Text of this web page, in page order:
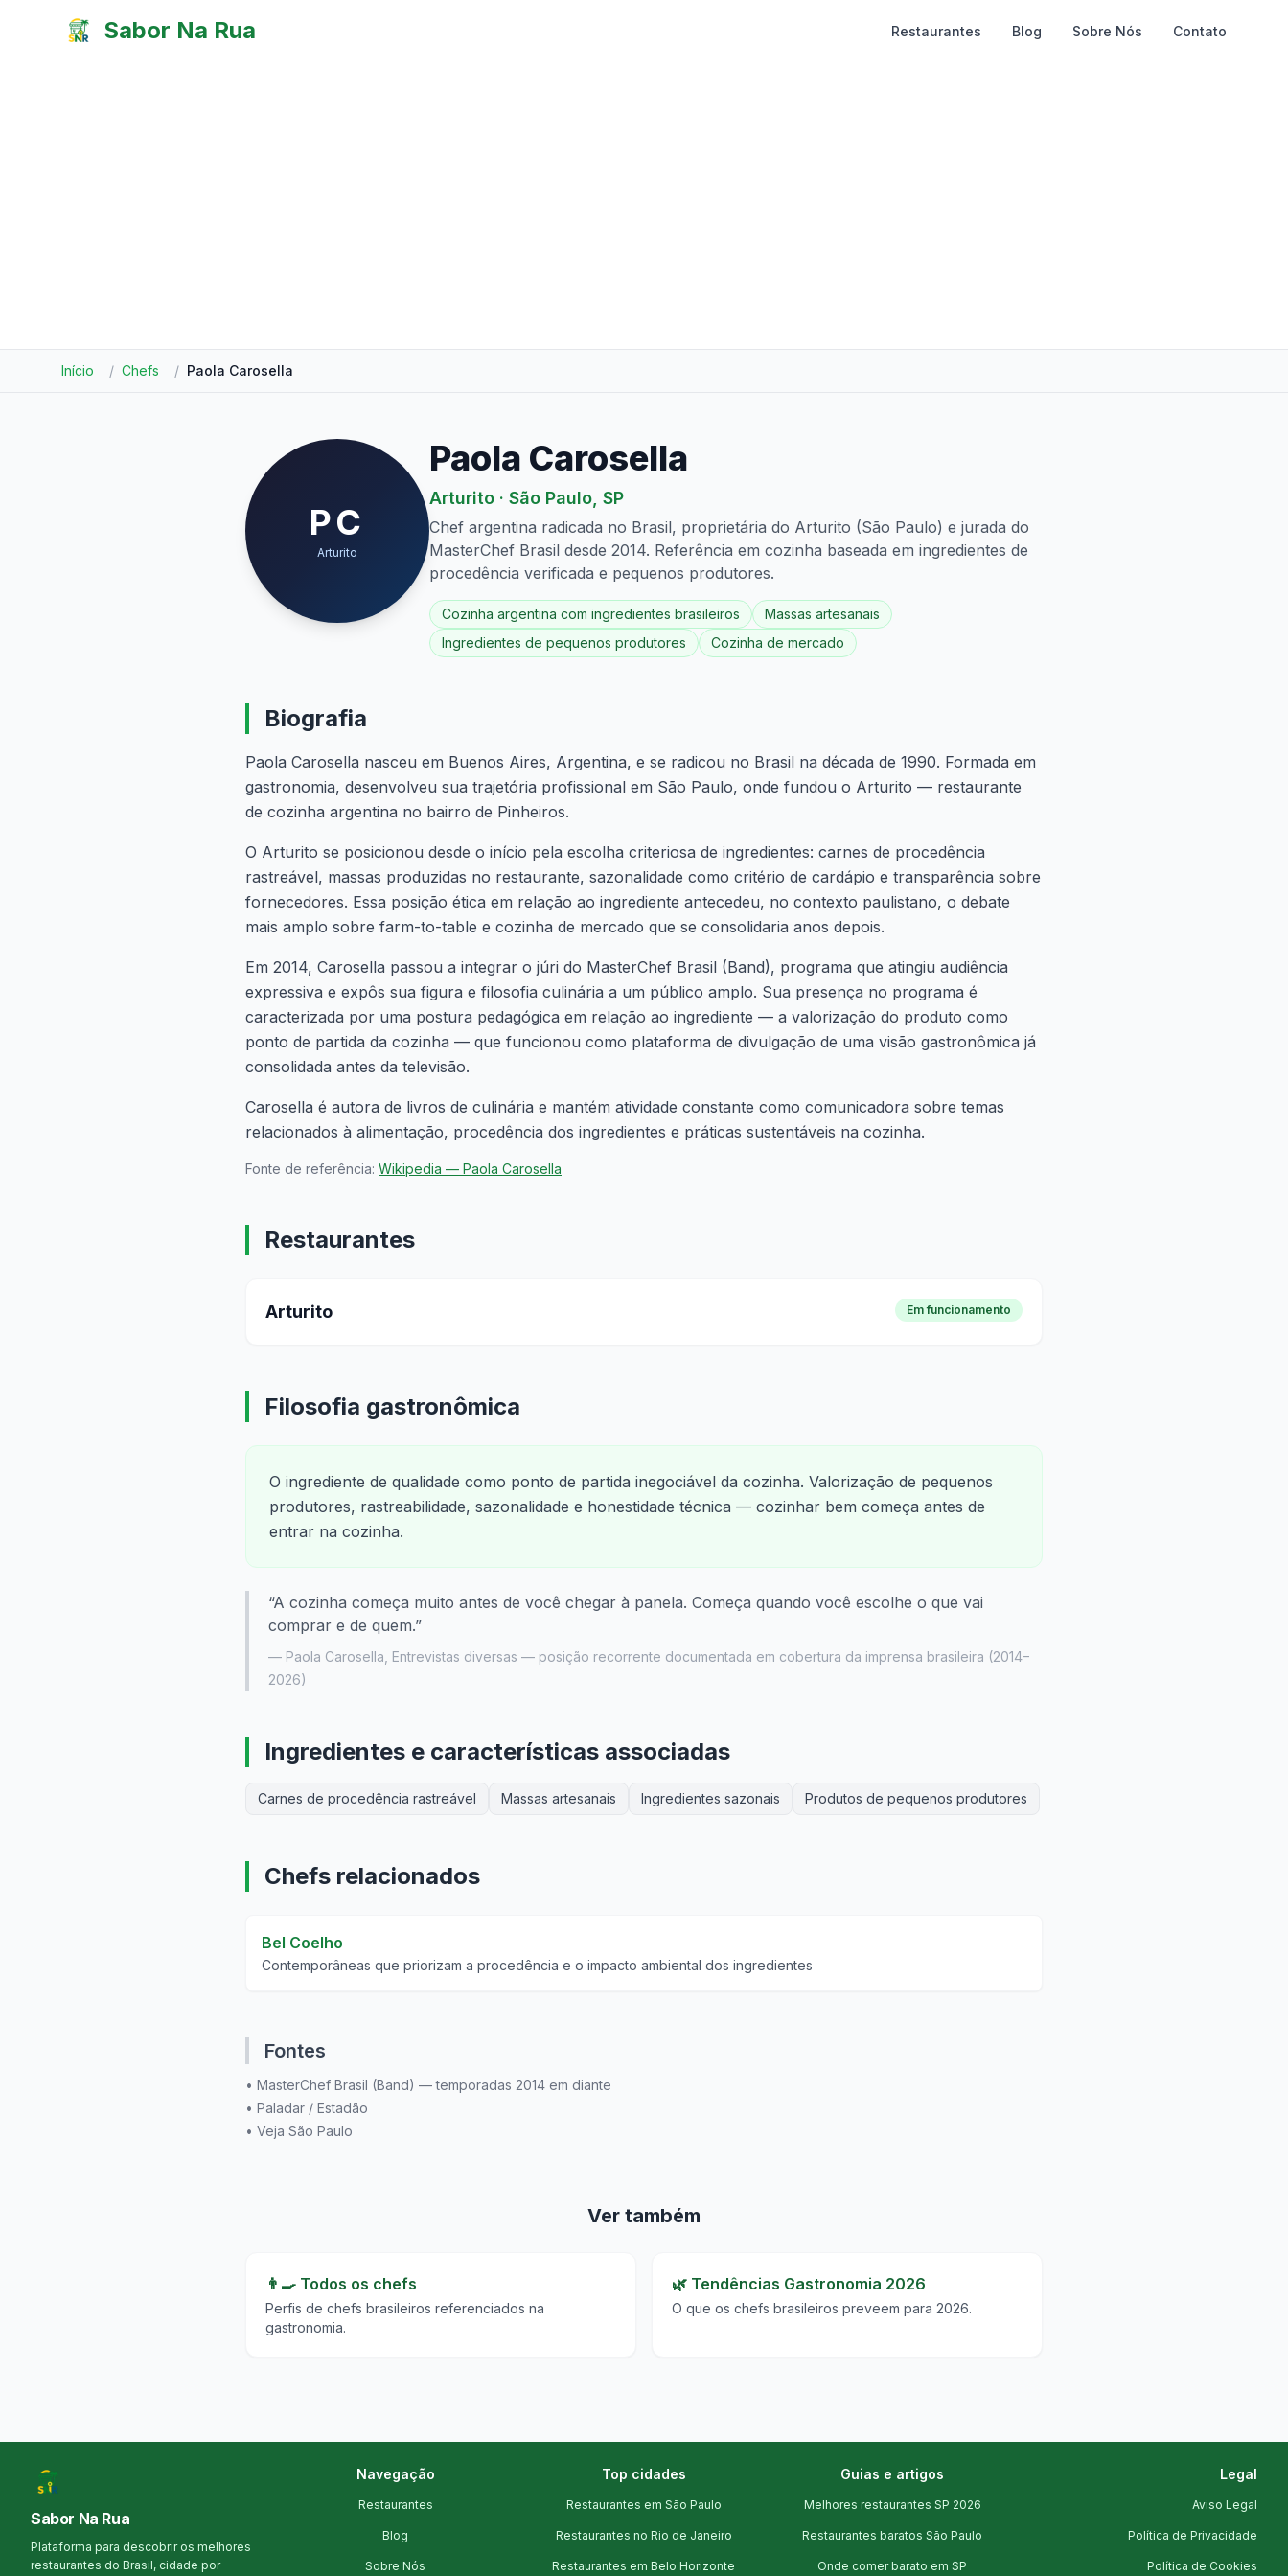
Sabor Na Rua Restaurantes Blog Sobre Nós Contato
Início / Chefs / Paola Carosella
PC
Arturito
Paola Carosella
Arturito · São Paulo SP
Chef argentina radicada no Brasil, proprietária do Arturito (São Paulo) e jurada do
MasterChef Brasil desde 2014. Referência em cozinha baseada em ingredientes de
procedência verificada e pequenos produtores.
Cozinha argentina com ingredientes brasileiros
Massas artesanais
Ingredientes de pequenos produtores
Cozinha de mercado
Biografia
Paola Carosella nasceu em Buenos Aires, Argentina, e se radicou no Brasil na década de 1990. Formada em
gastronomia, desenvolveu sua trajetória profissional em São Paulo, onde fundou o Arturito — restaurante
de cozinha argentina no bairro de Pinheiros.
O Arturito se posicionou desde o início pela escolha criteriosa de ingredientes: carnes de procedência
rastreável, massas produzidas no restaurante, sazonalidade como critério de cardápio e transparência sobre
fornecedores. Essa posição ética em relação ao ingrediente antecedeu, no contexto paulistano, o debate
mais amplo sobre farm-to-table e cozinha de mercado que se consolidaria anos depois.
Em 2014, Carosella passou a integrar o júri do MasterChef Brasil (Band), programa que atingiu audiência
expressiva e expôs sua figura e filosofia culinária a um público amplo. Sua presença no programa é
caracterizada por uma postura pedagógica em relação ao ingrediente — a valorização do produto como
ponto de partida da cozinha — que funcionou como plataforma de divulgação de uma visão gastronômica já
consolidada antes da televisão.
Carosella é autora de livros de culinária e mantém atividade constante como comunicadora sobre temas
relacionados à alimentação, procedência dos ingredientes e práticas sustentáveis na cozinha.
Fonte de referência: Wikipedia — Paola Carosella
Restaurantes
Arturito Em funcionamento
Filosofia gastronômica
O ingrediente de qualidade como ponto de partida inegociável da cozinha. Valorização de pequenos
produtores, rastreabilidade, sazonalidade e honestidade técnica — cozinhar bem começa antes de
entrar na cozinha.
“A cozinha começa muito antes de você chegar à panela. Começa quando você escolhe o que vai
comprar e de quem.”
— Paola Carosella Entrevistas diversas — posição recorrente documentada em cobertura da imprensa brasileira (2014–
2026)
Ingredientes e características associadas
Carnes de procedência rastreável Massas artesanais Ingredientes sazonais Produtos de pequenos produtores
Chefs relacionados
Bel Coelho
Contemporâneas que priorizam a procedência e o impacto ambiental dos ingredientes
Fontes
• MasterChef Brasil (Band) — temporadas 2014 em diante
• Paladar / Estadão
• Veja São Paulo
Ver também
👨‍🍳 Todos os chefs
Perfis de chefs brasileiros referenciados na
gastronomia.
🌿 Tendências Gastronomia 2026
O que os chefs brasileiros preveem para 2026.
Sabor Na Rua
Plataforma para descobrir os melhores
restaurantes do Brasil, cidade por
Navegação
Restaurantes
Blog
Sobre Nós
Top cidades
Restaurantes em São Paulo
Restaurantes no Rio de Janeiro
Restaurantes em Belo Horizonte
Guias e artigos
Melhores restaurantes SP 2026
Restaurantes baratos São Paulo
Onde comer barato em SP
Legal
Aviso Legal
Política de Privacidade
Política de Cookies